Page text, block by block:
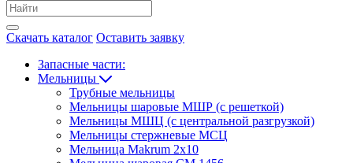
Скачать каталог Оставить заявку
Запасные части:
Мельницы
Трубные мельницы
Мельницы шаровые МШР (с решеткой)
Мельницы МШЦ (с центральной разгрузкой)
Мельницы стержневые МСЦ
Мельница Makrum 2х10